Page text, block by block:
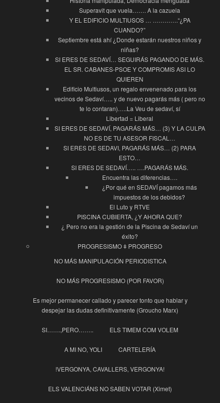
Superavit que vuela……. A la cazuela
Y EL EDIFICIO MULTIUSOS … ………….“¿PA
CUANDO?”
Septiembre está ahí ¿Donde estarán nuestros niños y
niñas?
SI ERES DE SEDAVÍ… SEGUIRÁS PAGANDO DE MÁS.
EL SR. CABANES-PSOE Y COMPROMIS ASI LO
QUIEREN
Edificio Multiusos, un regalo envenenado para los
vecinos de Sedaví….. y de nuevo pagarás más ( pero no
te lo contaran)…..La Veu de sedaví, sí
Libertad = Liberal
SI ERES DE SEDAVÍ, PAGARÁS MÁS… (3) Y LA CULPA
NO ES DE TU ASESOR FISCAL…
SI ERES DE SEDAVI, PAGARÁS MÁS… (2) PARA
ESTO…
SI ERES DE SEDAVÍ….. ….PAGARÁS MÁS.
Encuentra las diferencias….
¿Por qué en SEDAVÍ pagamos más
impuestos de los debidos?
El Luto y RTVE
PISCINA CUBIERTA, ¿Y AHORA QUE?
¿ Pero no era la gestión de la Piscina de Sedaví un
éxito?
PROGRESISMO ǂ PROGRESO
NO MÁS MANIPULACIÓN PERIODISTICA
NO MÁS PROGRESISMO (POR FAVOR)
Es mejor permanecer callado y parecer tonto que hablar y
despejar las dudas definitivamente (Groucho Marx)
SI…….,PERO…….. ELS TIMEM COM VOLEM
A MI NO, YOLI CARTELERÍA
!VERGONYA, CAVALLERS, VERGONYA!
ELS VALENCIÁNS NO SABEN VOTAR (Ximet)